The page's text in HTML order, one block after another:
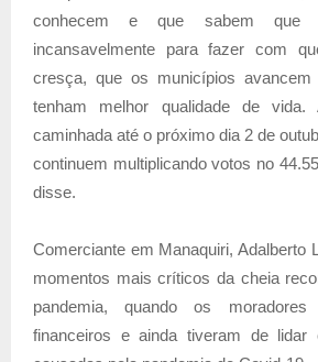
conhecem e que sabem que
incansavelmente para fazer com
cresça, que os municípios
tenham melhor qualidade de vida.
caminhada até o próximo dia 2 de
continuem multiplicando votos no
disse.
Comerciante em Manaquiri, Adalberto
momentos mais críticos da cheia
pandemia, quando os moradores
financeiros e ainda tiveram de lidar